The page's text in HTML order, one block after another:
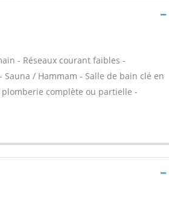
- Réseaux courant faibles -
/ Hammam - Salle de bain clé en
complète ou partielle -